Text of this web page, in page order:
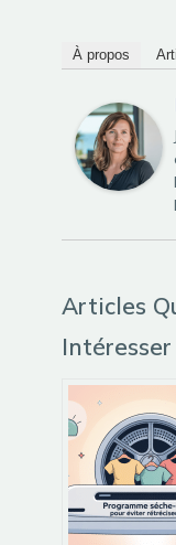
À propos
Articles
Intéresser